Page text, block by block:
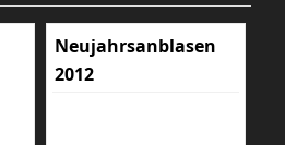
Neujahrsanblasen
2012